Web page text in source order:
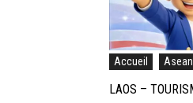
Accueil Asean
LAOS –